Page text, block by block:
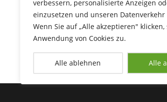
verbessern, personalisierte Anzeigen
einzusetzen und unseren Datenverkehr
Wenn Sie auf „Alle akzeptieren"
Anwendung von Cookies zu.
Alle ablehnen Alle